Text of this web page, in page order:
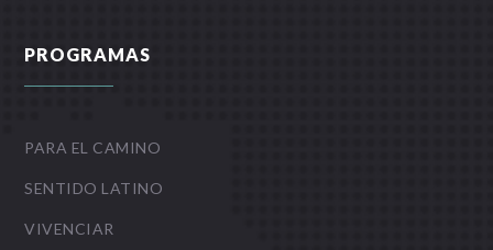
PROGRAMAS
PARA EL CAMINO
SENTIDO LATINO
VIVENCIAR